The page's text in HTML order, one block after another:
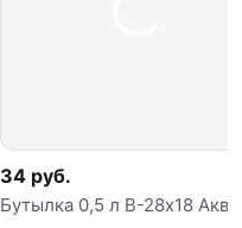
34 руб.
Бутылка 0,5 л В-28х18 Аква